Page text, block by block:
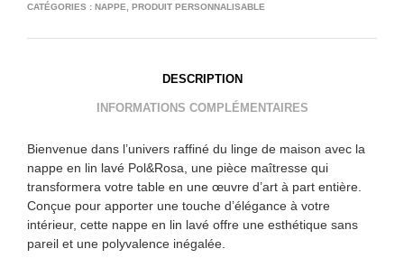
CATÉGORIES : NAPPE PRODUIT PERSONNALISABLE
DESCRIPTION
INFORMATIONS COMPLÉMENTAIRES
Bienvenue dans l’univers raffiné du linge de maison avec la
nappe en lin lavé Pol&Rosa, une pièce maîtresse qui
transformera votre table en une œuvre d’art à part entière.
Conçue pour apporter une touche d’élégance à votre
intérieur, cette nappe en lin lavé offre une esthétique sans
pareil et une polyvalence inégalée.